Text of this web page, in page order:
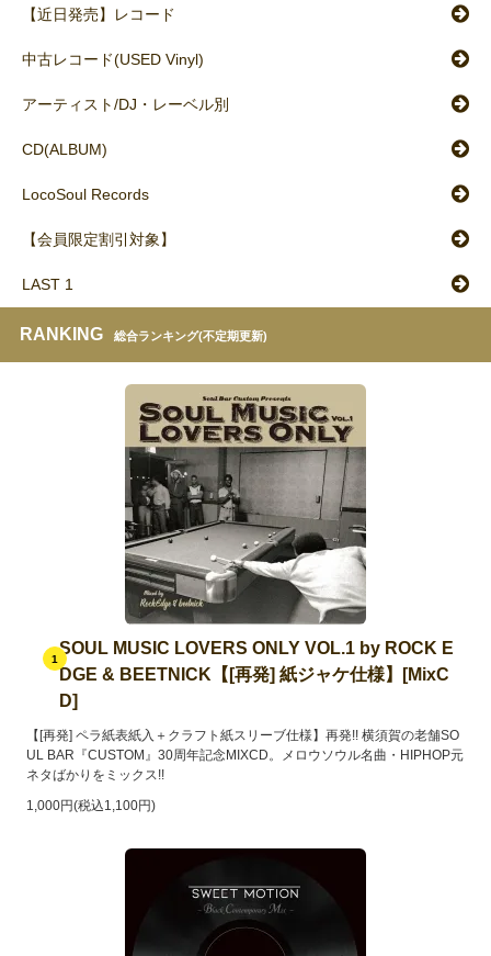
【近日発売】レコード
中古レコード(USED Vinyl)
アーティスト/DJ・レーベル別
CD(ALBUM)
LocoSoul Records
【会員限定割引対象】
LAST 1
RANKING 総合ランキング(不定期更新)
1
SOUL MUSIC LOVERS ONLY VOL.1 by ROCK E
DGE & BEETNICK【[再発] 紙ジャケ仕様】[MixC
D]
【[再発] ペラ紙表紙入＋クラフト紙スリーブ仕様】再発!! 横須賀の老舗SO
UL BAR『CUSTOM』30周年記念MIXCD。メロウソウル名曲・HIPHOP元
ネタばかりをミックス!!
1,000円(税込1,100円)